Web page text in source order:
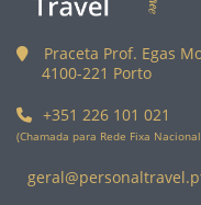
Praceta Prof. Egas
4100-221 Porto
+351 226 101 021
(Chamada para Rede Fixa